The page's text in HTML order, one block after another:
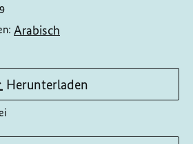
Arabisch
Herunterladen